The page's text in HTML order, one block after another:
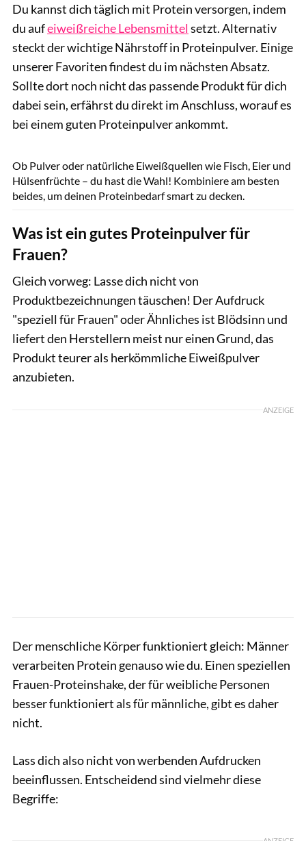
Du kannst dich täglich mit Protein versorgen, indem
du aufeiweißreiche Lebensmittel setzt. Alternativ
steckt der wichtige Nährstoff in Proteinpulver. Einige
unserer Favoriten findest du im nächsten Absatz.
Sollte dort noch nicht das passende Produkt für dich
dabei sein, erfährst du direkt im Anschluss, worauf es
bei einem guten Proteinpulver ankommt.
Ob Pulver oder natürliche Eiweißquellen wie Fisch, Eier und
Hülsenfrüchte – du hast die Wahl! Kombiniere am besten
beides, um deinen Proteinbedarf smart zu decken.
Was ist ein gutes Proteinpulver für
Frauen?
Gleich vorweg: Lasse dich nicht von
Produktbezeichnungen täuschen! Der Aufdruck
"speziell für Frauen" oder Ähnliches ist Blödsinn und
liefert den Herstellern meist nur einen Grund, das
Produkt teurer als herkömmliche Eiweißpulver
anzubieten.
ANZEIGE
Der menschliche Körper funktioniert gleich: Männer
verarbeiten Protein genauso wie du. Einen speziellen
Frauen-Proteinshake, der für weibliche Personen
besser funktioniert als für männliche, gibt es daher
nicht.
Lass dich also nicht von werbenden Aufdrucken
beeinflussen. Entscheidend sind vielmehr diese
Begriffe: